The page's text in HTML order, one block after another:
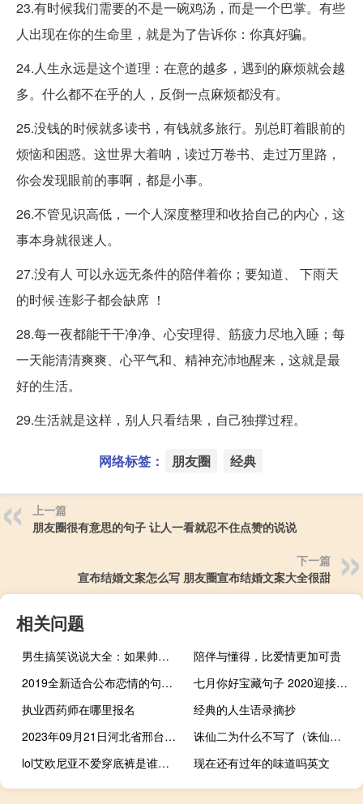
23.有时候我们需要的不是一碗鸡汤，而是一个巴掌。有些
人出现在你的生命里，就是为了告诉你：你真好骗。
24.人生永远是这个道理：在意的越多，遇到的麻烦就会越
多。什么都不在乎的人，反倒一点麻烦都没有。
25.没钱的时候就多读书，有钱就多旅行。别总盯着眼前的
烦恼和困惑。这世界大着呐，读过万卷书、走过万里路，
你会发现眼前的事啊，都是小事。
26.不管见识高低，一个人深度整理和收拾自己的内心，这
事本身就很迷人。
27.没有人 可以永远无条件的陪伴着你；要知道、 下雨天
的时候·连影子都会缺席 ！
28.每一夜都能干干净净、心安理得、筋疲力尽地入睡；每
一天能清清爽爽、心平气和、精神充沛地醒来，这就是最
好的生活。
29.生活就是这样，别人只看结果，自己独撑过程。
网络标签： 朋友圈 经典
上一篇
朋友圈很有意思的句子 让人一看就忍不住点赞的说说
下一篇
宣布结婚文案怎么写 朋友圈宣布结婚文案大全很甜
相关问题
男生搞笑说说大全：如果帅是一种错，那么我愿意一错再错
陪伴与懂得，比爱情更加可贵
2019全新适合公布恋情的句子大全 恋爱或结婚高调晒幸福的句子
七月你好宝藏句子 2020迎接七月的微信个性小短句
执业西药师在哪里报名
经典的人生语录摘抄
2023年09月21日河北省邢台市疫情大数据-今日/今天疫情全网搜索最新实时消息动态情况通知播报
诛仙二为什么不写了（诛仙二为什么停更）
lol艾欧尼亚不爱穿底裤是谁（陈赫最新ID不爱穿底裤）
现在还有过年的味道吗英文